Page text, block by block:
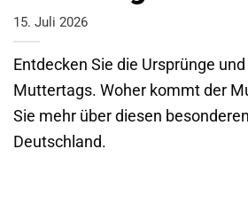
15. Juli 2026
Entdecken Sie die Ursprünge
Muttertags. Woher kommt der
Sie mehr über diesen
Deutschland.